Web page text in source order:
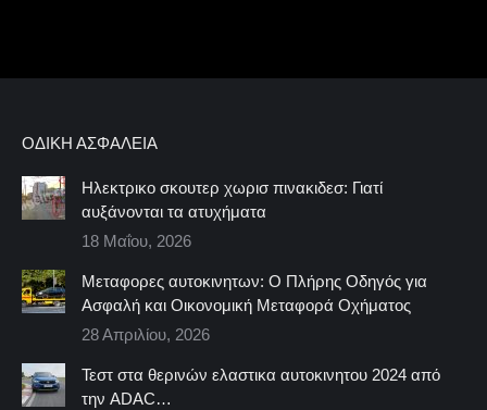
ΟΔΙΚΉ ΑΣΦΆΛΕΙΑ
Ηλεκτρικο σκουτερ χωρισ πινακιδεσ: Γιατί
αυξάνονται τα ατυχήματα
18 Μαΐου, 2026
Μεταφορες αυτοκινητων: Ο Πλήρης Οδηγός για
Ασφαλή και Οικονομική Μεταφορά Οχήματος
28 Απριλίου, 2026
Τεστ στα θερινών ελαστικα αυτοκινητου 2024 από
την ADAC…